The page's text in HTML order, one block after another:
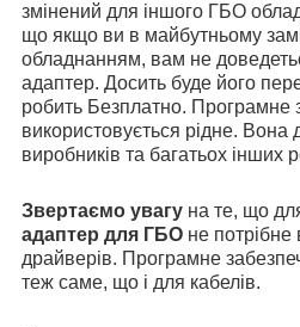
змінений для іншого ГБО
що якщо ви в майбутньому
обладнанням, вам не
адаптер. Досить буде його
робить Безплатно. Програмне
використовується рідне. Вона
виробників та багатьох інших
Звертаємо увагу на те, що
адаптер для ГБО не
драйверів. Програмне
теж саме, що і для кабелів.